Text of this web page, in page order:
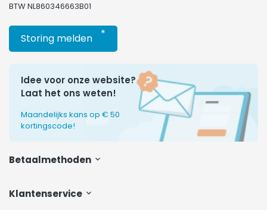
Klantenservice
BTW NL860346663B01
Storing melden *
Idee voor onze website?
Laat het ons weten!
Maandelijks kans op € 50
kortingscode!
Betaalmethoden